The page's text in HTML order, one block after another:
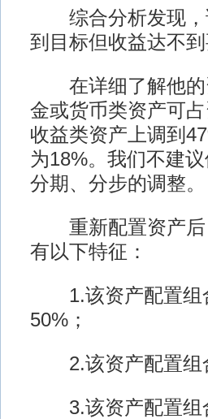
综合分析发现，
到目标但收益达不到
在详细了解他的
金或货币类资产可
收益类资产上调到
为18%。我们不建
分期、分步的调整。
重新配置资产后
有以下特征：
1.该资产配置组
50%；
2.该资产配置组
3.该资产配置组